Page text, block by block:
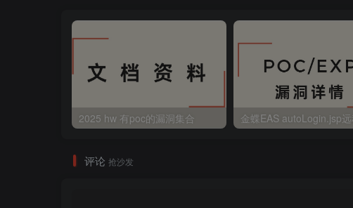
2025 hw 有poc的漏洞集合
评论 抢沙发